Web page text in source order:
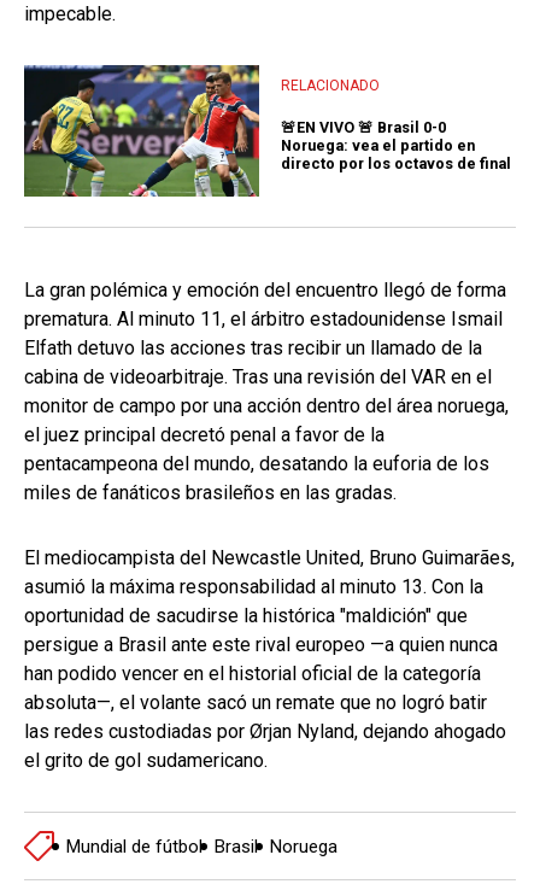
impecable.
RELACIONADO
🚨EN VIVO 🚨 Brasil 0-0
Noruega: vea el partido en
directo por los octavos de final
La gran polémica y emoción del encuentro llegó de forma
prematura. Al minuto 11, el árbitro estadounidense Ismail
Elfath detuvo las acciones tras recibir un llamado de la
cabina de videoarbitraje. Tras una revisión del VAR en el
monitor de campo por una acción dentro del área noruega,
el juez principal decretó penal a favor de la
pentacampeona del mundo, desatando la euforia de los
miles de fanáticos brasileños en las gradas.
El mediocampista del Newcastle United, Bruno Guimarães,
asumió la máxima responsabilidad al minuto 13. Con la
oportunidad de sacudirse la histórica "maldición" que
persigue a Brasil ante este rival europeo —a quien nunca
han podido vencer en el historial oficial de la categoría
absoluta—, el volante sacó un remate que no logró batir
las redes custodiadas por Ørjan Nyland, dejando ahogado
el grito de gol sudamericano.
Mundial de fútbol Brasil Noruega